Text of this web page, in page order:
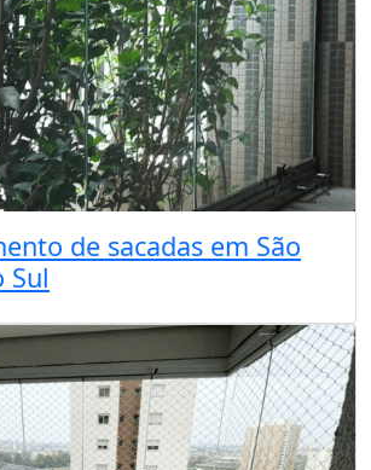
de sacadas em São
Sul